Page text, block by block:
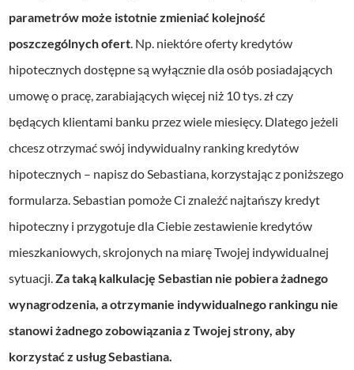
parametrów może istotnie zmieniać kolejność
poszczególnych ofert. Np. niektóre oferty kredytów
hipotecznych dostępne są wyłącznie dla osób posiadających
umowę o pracę, zarabiających więcej niż 10 tys. zł czy
będących klientami banku przez wiele miesięcy. Dlatego jeżeli
chcesz otrzymać swój indywidualny ranking kredytów
hipotecznych – napisz do Sebastiana, korzystając z poniższego
formularza. Sebastian pomoże Ci znaleźć najtańszy kredyt
hipoteczny i przygotuje dla Ciebie zestawienie kredytów
mieszkaniowych, skrojonych na miarę Twojej indywidualnej
sytuacji.Za taką kalkulację Sebastian nie pobiera żadnego
wynagrodzenia, a otrzymanie indywidualnego rankingu nie
stanowi żadnego zobowiązania z Twojej strony, aby
korzystać z usług Sebastiana.